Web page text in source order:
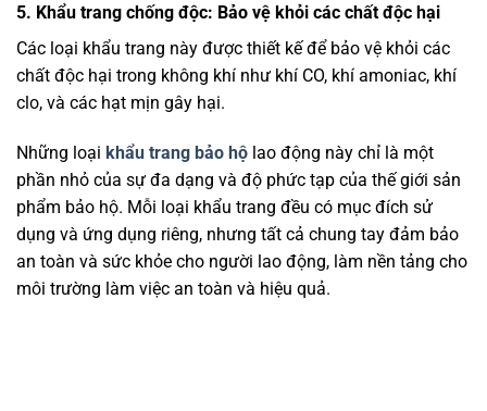
5. Khẩu trang chống độc: Bảo vệ khỏi các chất độc hại
Các loại khẩu trang này được thiết kế để bảo vệ khỏi các
chất độc hại trong không khí như khí CO, khí amoniac, khí
clo, và các hạt mịn gây hại.
Những loại khẩu trang bảo hộ lao động này chỉ là một
phần nhỏ của sự đa dạng và độ phức tạp của thế giới sản
phẩm bảo hộ. Mỗi loại khẩu trang đều có mục đích sử
dụng và ứng dụng riêng, nhưng tất cả chung tay đảm bảo
an toàn và sức khỏe cho người lao động, làm nền tảng cho
môi trường làm việc an toàn và hiệu quả.